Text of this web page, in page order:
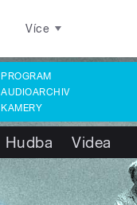
Více
PROGRAM
AUDIOARCHIV
KAMERY
Hudba Videa